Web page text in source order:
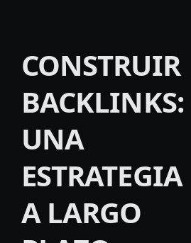
CONSTRUIR
BACKLINKS:
UNA
ESTRATEGIA
A LARGO